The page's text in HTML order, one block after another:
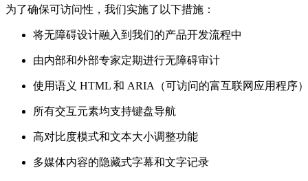
为了确保可访问性，我们实施了以下措施：
将无障碍设计融入到我们的产品开发流程中
由内部和外部专家定期进行无障碍审计
使用语义 HTML 和 ARIA（可访问的富互联网应用程序
所有交互元素均支持键盘导航
高对比度模式和文本大小调整功能
多媒体内容的隐藏式字幕和文字记录